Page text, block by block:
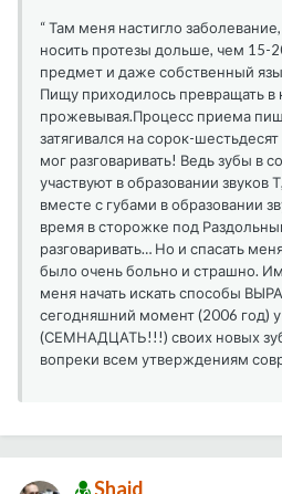
“ Там меня настигло
носить протезы дольше, чем 15-
предмет и даже собственный
Пищу приходилось превращать в
прожевывая.Процесс приема
затягивался на сорок-
мог разговаривать! Ведь зубы в
участвуют в образовании звуков
вместе с губами в образовании
время в сторожке под
разговаривать… Но и спасать
было очень больно и страшно.
меня начать искать способы
сегодняшний момент (2006 год)
(СЕМНАДЦАТЬ!!!) своих новых
вопреки всем утверждениям
Shaid